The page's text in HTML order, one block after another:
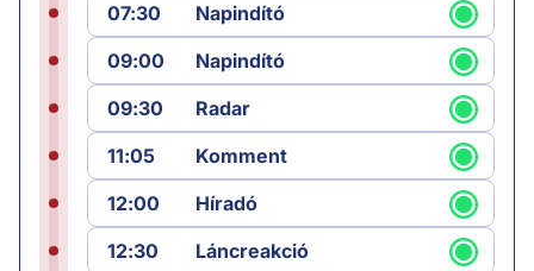
07:30
Napindító
09:00
Napindító
09:30
Radar
11:05
Komment
12:00
Híradó
12:30
Láncreakció